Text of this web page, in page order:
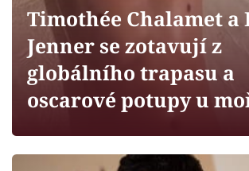
Sledujte prima+
Filmový festival Karlovy Vary
Mámy sobě
Timothée Chalamet a
Jenner se zotavují z
globálního trapasu a
oscarové potupy u